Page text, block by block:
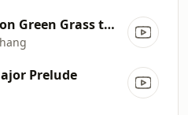
Dancing on Green Grass the Green Orbs
Prelude